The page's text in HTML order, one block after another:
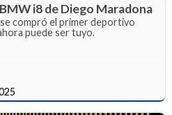
i8 de Diego Maradona
compró el primer deportivo
puede ser tuyo.